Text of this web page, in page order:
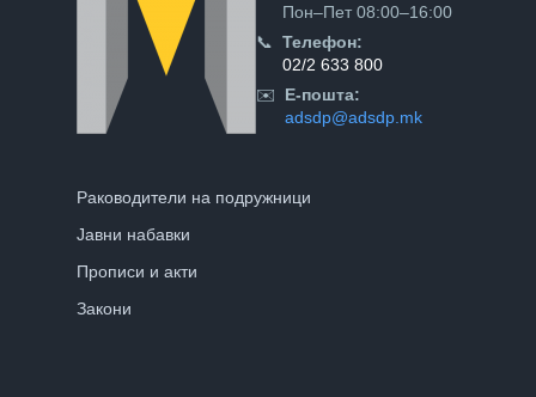
Пон–Пет 08:00–16:00
📞 Телефон:
02/2 633 800
✉️
Е-пошта:
adsdp@adsdp.mk
Раководители на подружници
Јавни набавки
Прописи и акти
Закони